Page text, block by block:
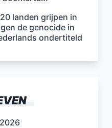
landen grijpen in
de genocide in
ondertiteld